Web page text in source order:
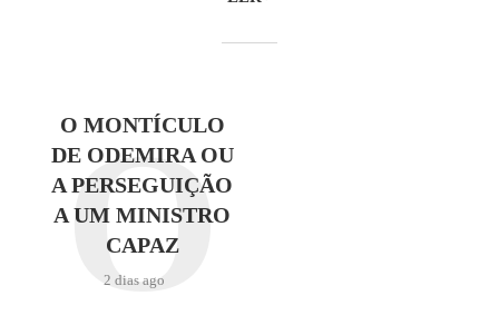
O MONTÍCULO
DE ODEMIRA OU
A PERSEGUIÇÃO
A UM MINISTRO
CAPAZ
2 dias ago
O